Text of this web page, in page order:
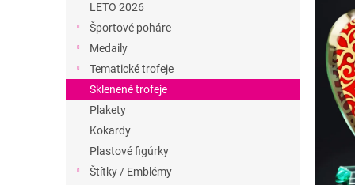
LETO 2026
Športové poháre
Medaily
Tematické trofeje
Sklenené trofeje
Plakety
Kokardy
Plastové figúrky
Štítky / Emblémy